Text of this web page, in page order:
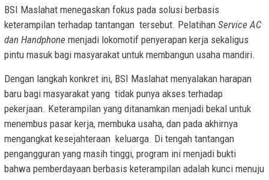
BSI Maslahat menegaskan fokus pada solusi berbasis
keterampilan terhadap tantangan tersebut. Pelatihan Service AC
dan Handphone menjadi lokomotif penyerapan kerja sekaligus
pintu masuk bagi masyarakat untuk membangun usaha mandiri.
Dengan langkah konkret ini, BSI Maslahat menyalakan harapan
baru bagi masyarakat yang tidak punya akses terhadap
pekerjaan. Keterampilan yang ditanamkan menjadi bekal untuk
menembus pasar kerja, membuka usaha, dan pada akhirnya
mengangkat kesejahteraan keluarga. Di tengah tantangan
pengangguran yang masih tinggi, program ini menjadi bukti
bahwa pemberdayaan berbasis keterampilan adalah kunci menuju